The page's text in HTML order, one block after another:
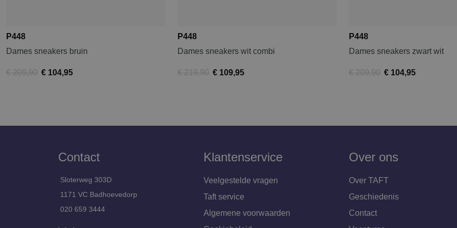
P448
Dames sneakers bruin
€ 209,90 € 104,95
P448
Dames sneakers wit combi
€ 219,90 € 109,95
P448
Dames sneakers zwart wit
€ 209,90 € 104,95
Contact
Sloterweg 303D
1171 VC Badhoevedorp
020 659 3444
Klantenservice
Veelgestelde vragen
Taft service
Algemene voorwaarden
Over ons
Over TAFT
Geschiedenis
Contact